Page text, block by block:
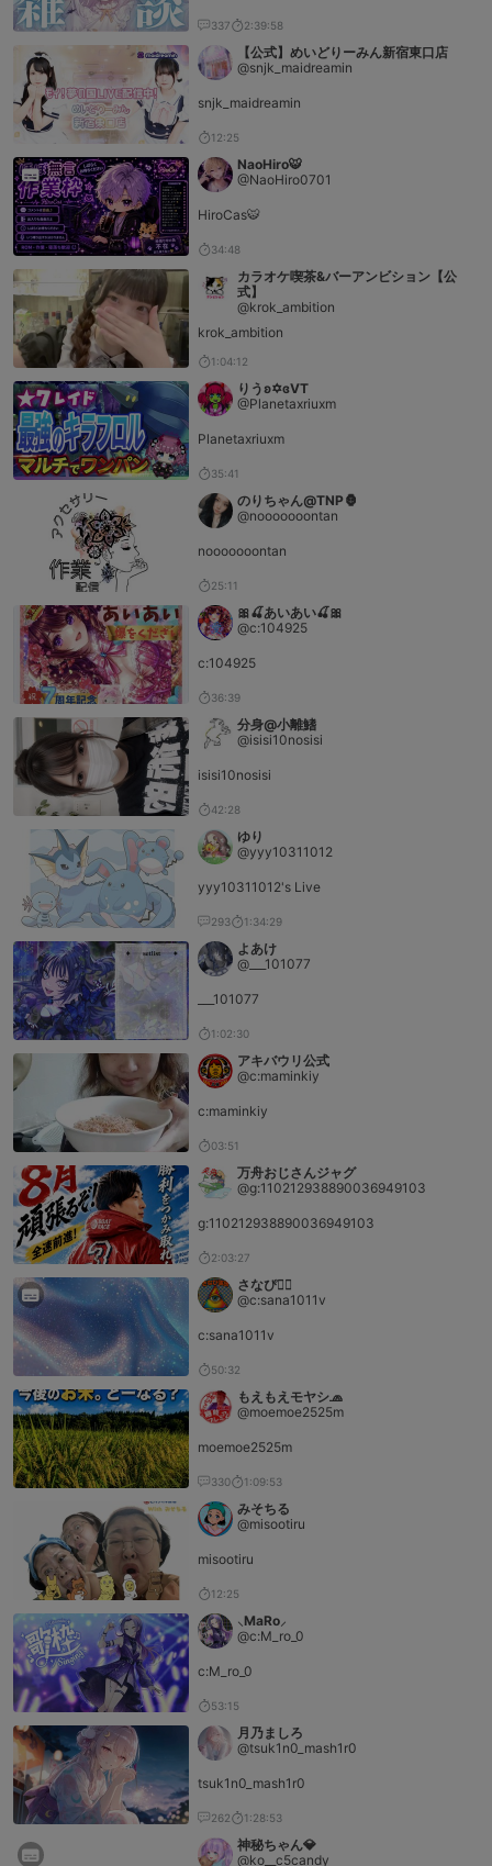
337 2:39:58
【公式】めいどりーみん新宿東口店
@snjk_maidreamin
snjk_maidreamin
12:25
NaoHiro🐯
@NaoHiro0701
HiroCas🐯
34:48
カラオケ喫茶&バーアンビション【公
式】
@krok_ambition
krok_ambition
1:04:12
りうʚ✡ɞVT
@Planetaxriuxm
Planetaxriuxm
35:41
‍のりちゃん‍@‍TNP🦍
@nooooooontan
nooooooontan
25:11
🎀🍒あいあい🍒🎀
@c:104925
c:104925
36:39
分身@小離鰭
@isisi10nosisi
isisi10nosisi
42:28
ゆり
@yyy10311012
yyy10311012's Live
293 1:34:29
よあけ
@___101077
___101077
1:02:30
アキバウリ公式
@c:maminkiy
c:maminkiy
03:51
万舟おじさんジャグ
@g:110212938890036949103
g:110212938890036949103
2:03:27
さなぴ👁⃤
@c:sana1011v
c:sana1011v
50:32
もえもえモヤシ🧢
@moemoe2525m
moemoe2525m
330 1:09:53
みそちる
@misootiru
misootiru
12:25
⸜MaRo⸝‍
@c:M_ro_0
c:M_ro_0
53:15
月乃ましろ
@tsuk1n0_mash1r0
tsuk1n0_mash1r0
262 1:28:53
神秘ちゃん💎
@ko__c5candy